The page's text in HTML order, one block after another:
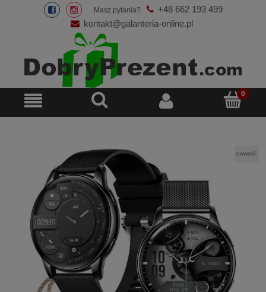
Masz pytania?
+48 662 193 499
kontakt@galanteria-online.pl
nowość